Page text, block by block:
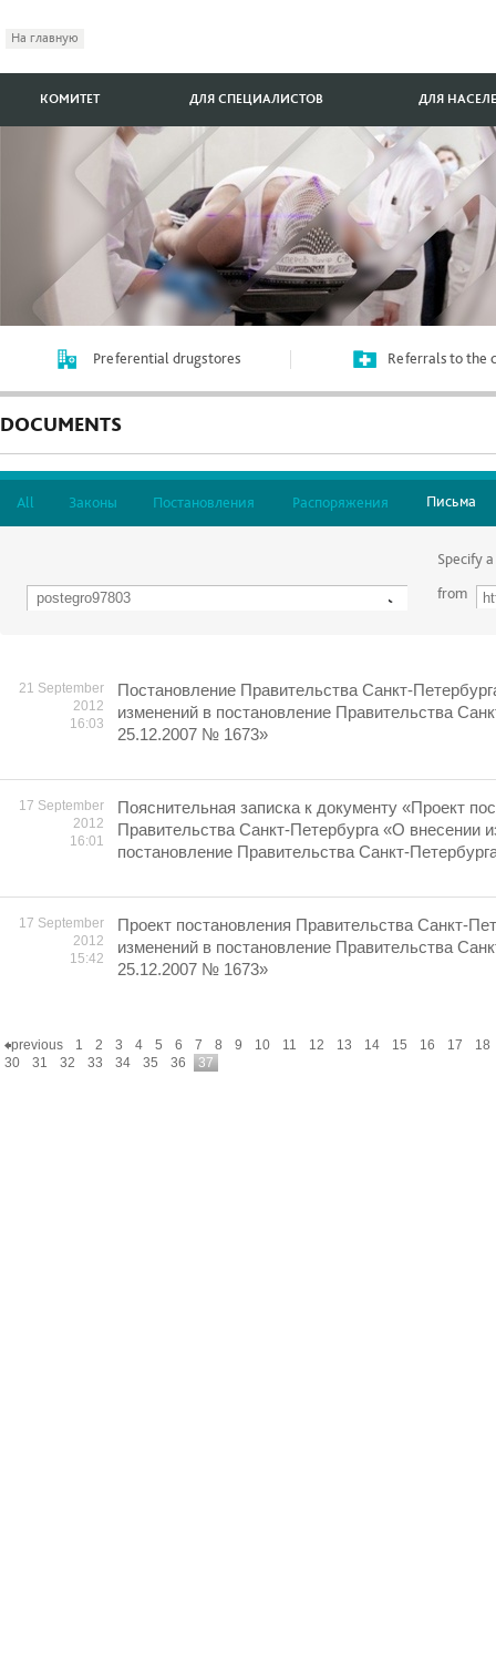
На главную
КОМИТЕТ ДЛЯ СПЕЦИАЛИСТОВ ДЛЯ
Preferential drugstores Referrals to the
DOCUMENTS
All Законы Постановления Распоряжения Письма
Specify
from
21 September
2012
16:03
Постановление Правительства Санкт-
изменений в постановление Правительства
25.12.2007 № 1673»
17 September
2012
16:01
Пояснительная записка к документу «Проект
Правительства Санкт-Петербурга «О внесении
постановление Правительства Санкт-
17 September
2012
15:42
Проект постановления Правительства Санкт-
изменений в постановление Правительства
25.12.2007 № 1673»
previous 1 2 3 4 5 6 7 8 9 10 11 12 13 14 15 16 17
18
30
31 32 33 34 35 36 37